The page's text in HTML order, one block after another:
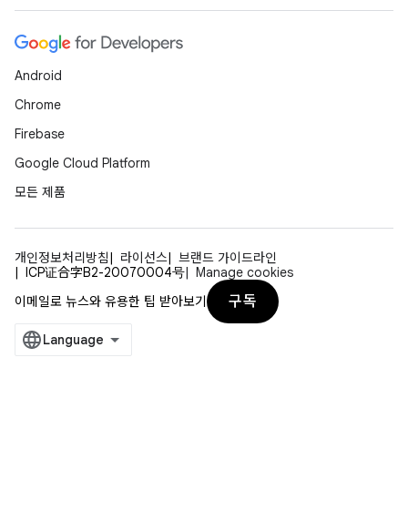
Android
Chrome
Firebase
Google Cloud Platform
모든 제품
개인정보처리방침 라이선스
브랜드 가이드라인
ICP证合字B2-20070004号
Manage cookies
이메일로 뉴스와 유용한 팁 받아보기
구독